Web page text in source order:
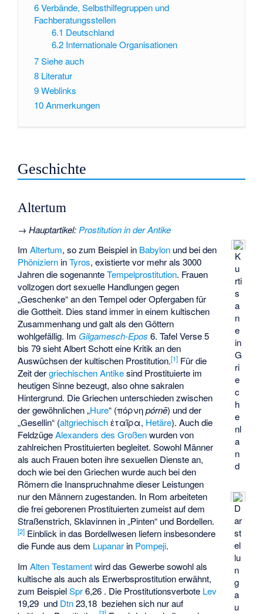
6Verbände, Selbsthilfegruppen und
Fachberatungsstellen
6.1 Deutschland
6.2 Internationale Organisationen
7Siehe auch
8 Literatur
9Weblinks
10Anmerkungen
Geschichte
Altertum
→Hauptartikel: Prostitution in der Antike
K
u
rti
s
a
n
e
in
G
ri
e
c
h
e
nl
a
n
d
D
ar
st
el
lu
n
g
a
u
ImAltertum, so zum Beispiel in Babylon und bei den
Phöniziern inTyros, existierte vor mehr als 3000
Jahren die sogenannteTempelprostitution. Frauen
vollzogen dort sexuelle Handlungen gegen
„Geschenke“ an den Tempel oder Opfergaben für
die Gottheit. Dies stand immer in einem kultischen
Zusammenhang und galt als den Göttern
wohlgefällig. Im Gilgamesch-Epos 6. Tafel Verse 5
bis 79 sieht Albert Schott eine Kritik an den
Auswüchsen der kultischen Prostitution.[1] Für die
Zeit dergriechischen Antikesind Prostituierte im
heutigen Sinne bezeugt, also ohne sakralen
Hintergrund. Die Griechen unterschieden zwischen
der gewöhnlichen „Hure“ (πόρνηpórnē) und der
„Gesellin“ (altgriechisch ἑταῖρα, Hetäre). Auch die
FeldzügeAlexanders des Großenwurden von
zahlreichen Prostituierten begleitet. Sowohl Männer
als auch Frauen boten ihre sexuellen Dienste an,
doch wie bei den Griechen wurde auch bei den
Römern die Inanspruchnahme dieser Leistungen
nur den Männern zugestanden. In Rom arbeiteten
die frei geborenen Prostituierten zumeist auf dem
Straßenstrich, Sklavinnen in „Pinten“ und Bordellen.
[2] Einblick in das Bordellwesen liefern insbesondere
die Funde aus dem Lupanar in Pompeji.
ImAlten Testamentwird das Gewerbe sowohl als
kultische als auch als Erwerbsprostitution erwähnt,
zum BeispielSpr6,26 . Die Prostitutionsverbote Lev
19,29 und Dtn23,18 beziehen sich nur auf